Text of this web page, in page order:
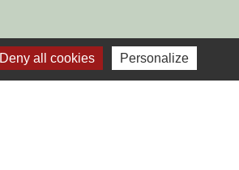
Signaler une erreur sur cette page
Deny all cookies Personalize